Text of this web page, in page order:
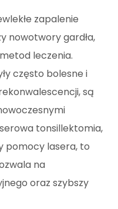
zapalenie
nowotwory gardła,
leczenia.
często bolesne i
są
tonsillektomia,
pomocy lasera, to
na
oraz szybszy